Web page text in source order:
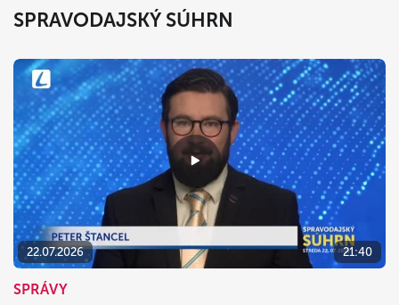
SPRAVODAJSKÝ SÚHRN
22.07.2026 21:40
SPRÁVY